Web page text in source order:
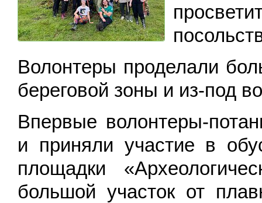
Волонтеры проделали
береговой зоны и из-под
Впервые волонтеры-
и приняли участие в
площадки
большой участок от